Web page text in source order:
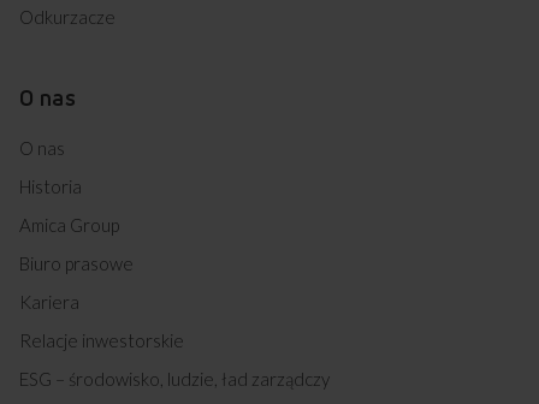
Odkurzacze
O nas
O nas
Historia
Amica Group
Biuro prasowe
Kariera
Relacje inwestorskie
ESG – środowisko, ludzie, ład zarządczy